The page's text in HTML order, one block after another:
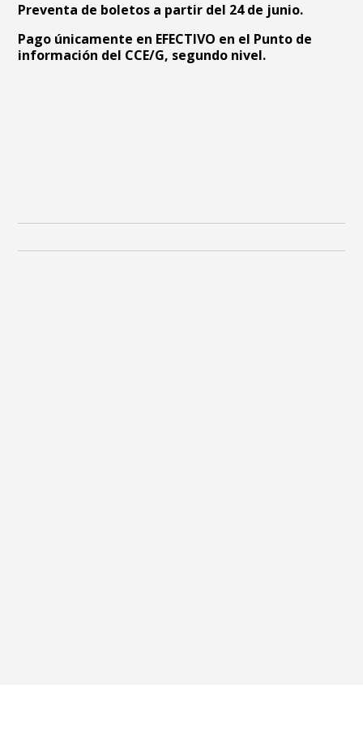
Preventa de boletos a partir del 24 de junio.
Pago únicamente en EFECTIVO en el Punto de
información del CCE/G, segundo nivel.